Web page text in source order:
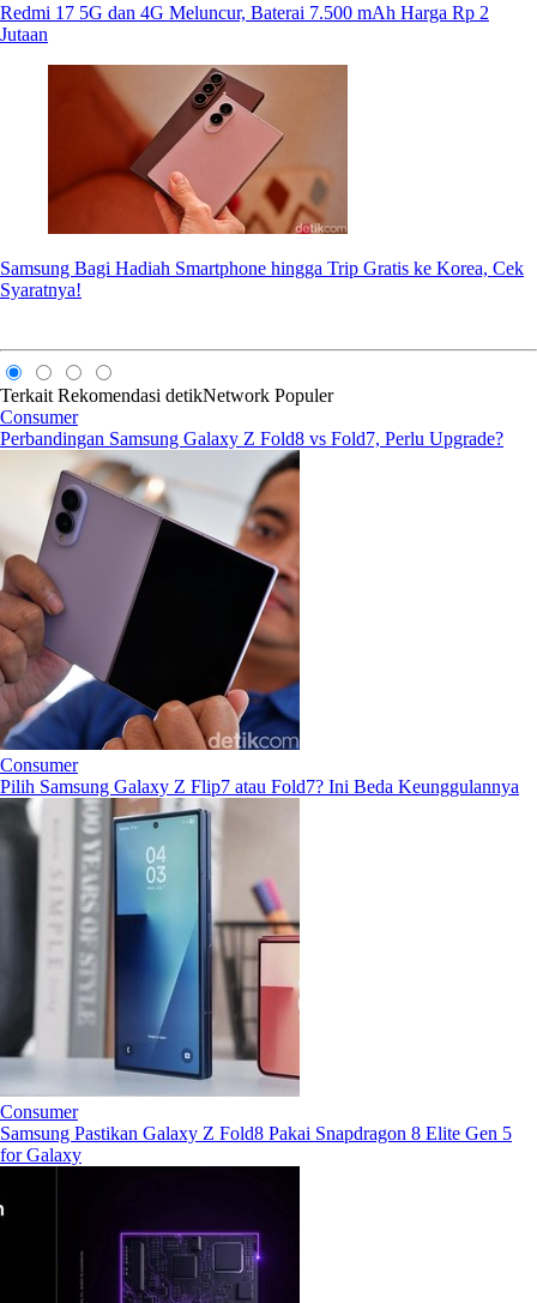
Redmi 17 5G dan 4G Meluncur, Baterai 7.500 mAh Harga Rp 2
Jutaan
Samsung Bagi Hadiah Smartphone hingga Trip Gratis ke Korea, Cek
Syaratnya!
Terkait Rekomendasi detikNetwork Populer
Consumer
Perbandingan Samsung Galaxy Z Fold8 vs Fold7, Perlu Upgrade?
Consumer
Pilih Samsung Galaxy Z Flip7 atau Fold7? Ini Beda Keunggulannya
Consumer
Samsung Pastikan Galaxy Z Fold8 Pakai Snapdragon 8 Elite Gen 5
for Galaxy